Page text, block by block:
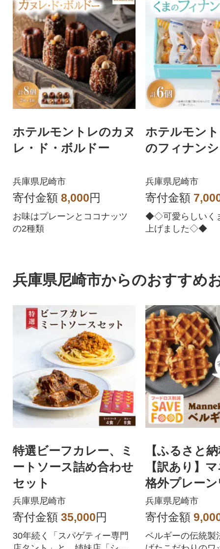
ホテルモントレのカヌ
レ・ド・ボルドー
兵庫県尼崎市
寄付金額 8,000円
お味はプレーンとココナッツ
の2種類
ホテルモン
のフィナン
兵庫県尼崎市
寄付金額
◆◇可愛らしいく
上げました◇◆
兵庫県尼崎市からのおすすめ
特選ビーフカレー、ミ
ートソース詰め合わせ
セット
兵庫県尼崎市
寄付金額 35,000円
30年続く「スパゲティー専門
【ふるさと
【訳あり】
格外プレー
冷凍20個入り (TFRK-
20)
兵庫県尼崎市
寄付金額
ベルギーの伝統製